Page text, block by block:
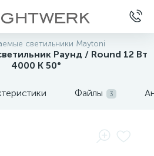
светильники Maytoni
Раунд / Round 12 Вт
4000 К 50°
Файлы 3